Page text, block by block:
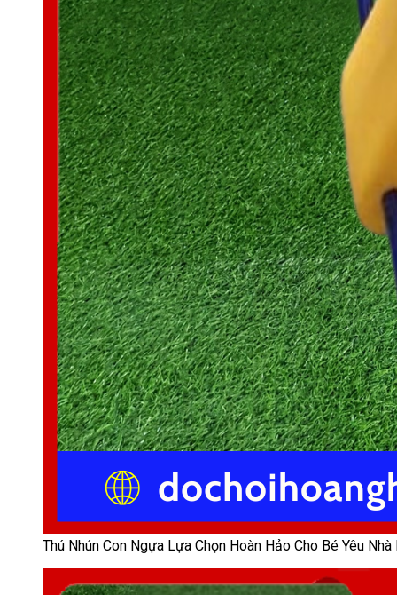
Thú Nhún Con Ngựa Lựa Chọn Hoàn Hảo Cho Bé Yêu Nhà